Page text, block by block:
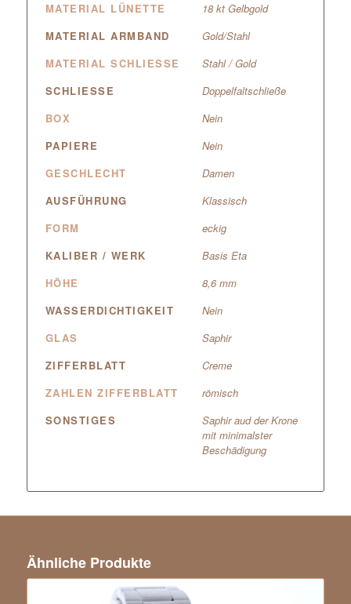
MATERIAL LÜNETTE
18 kt Gelbgold
MATERIAL ARMBAND
Gold/Stahl
MATERIAL SCHLIESSE
Stahl / Gold
SCHLIESSE
Doppelfaltschließe
BOX
Nein
PAPIERE
Nein
GESCHLECHT
Damen
AUSFÜHRUNG
Klassisch
FORM
eckig
KALIBER / WERK
Basis Eta
HÖHE
8,6 mm
WASSERDICHTIGKEIT
Nein
GLAS
Saphir
ZIFFERBLATT
Creme
ZAHLEN ZIFFERBLATT
römisch
SONSTIGES
Saphir aud der Krone
mit minimalster
Beschädigung
Ähnliche Produkte